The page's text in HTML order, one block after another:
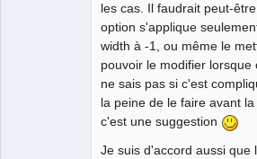
les cas. Il faudrait peut-
option s'applique
width à -1, ou même le
pouvoir le modifier
ne sais pas si c'est
la peine de le faire avant
c'est une suggestion
Je suis d'accord aussi que